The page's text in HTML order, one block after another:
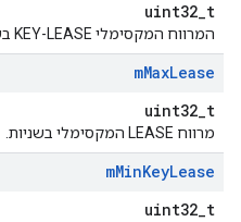
uint32_t
המרווח המקסימלי KEY-LEASE בשניות.
mMaxLease
uint32_t
מרווח LEASE המקסימלי בשניות.
mMinKeyLease
uint32_t